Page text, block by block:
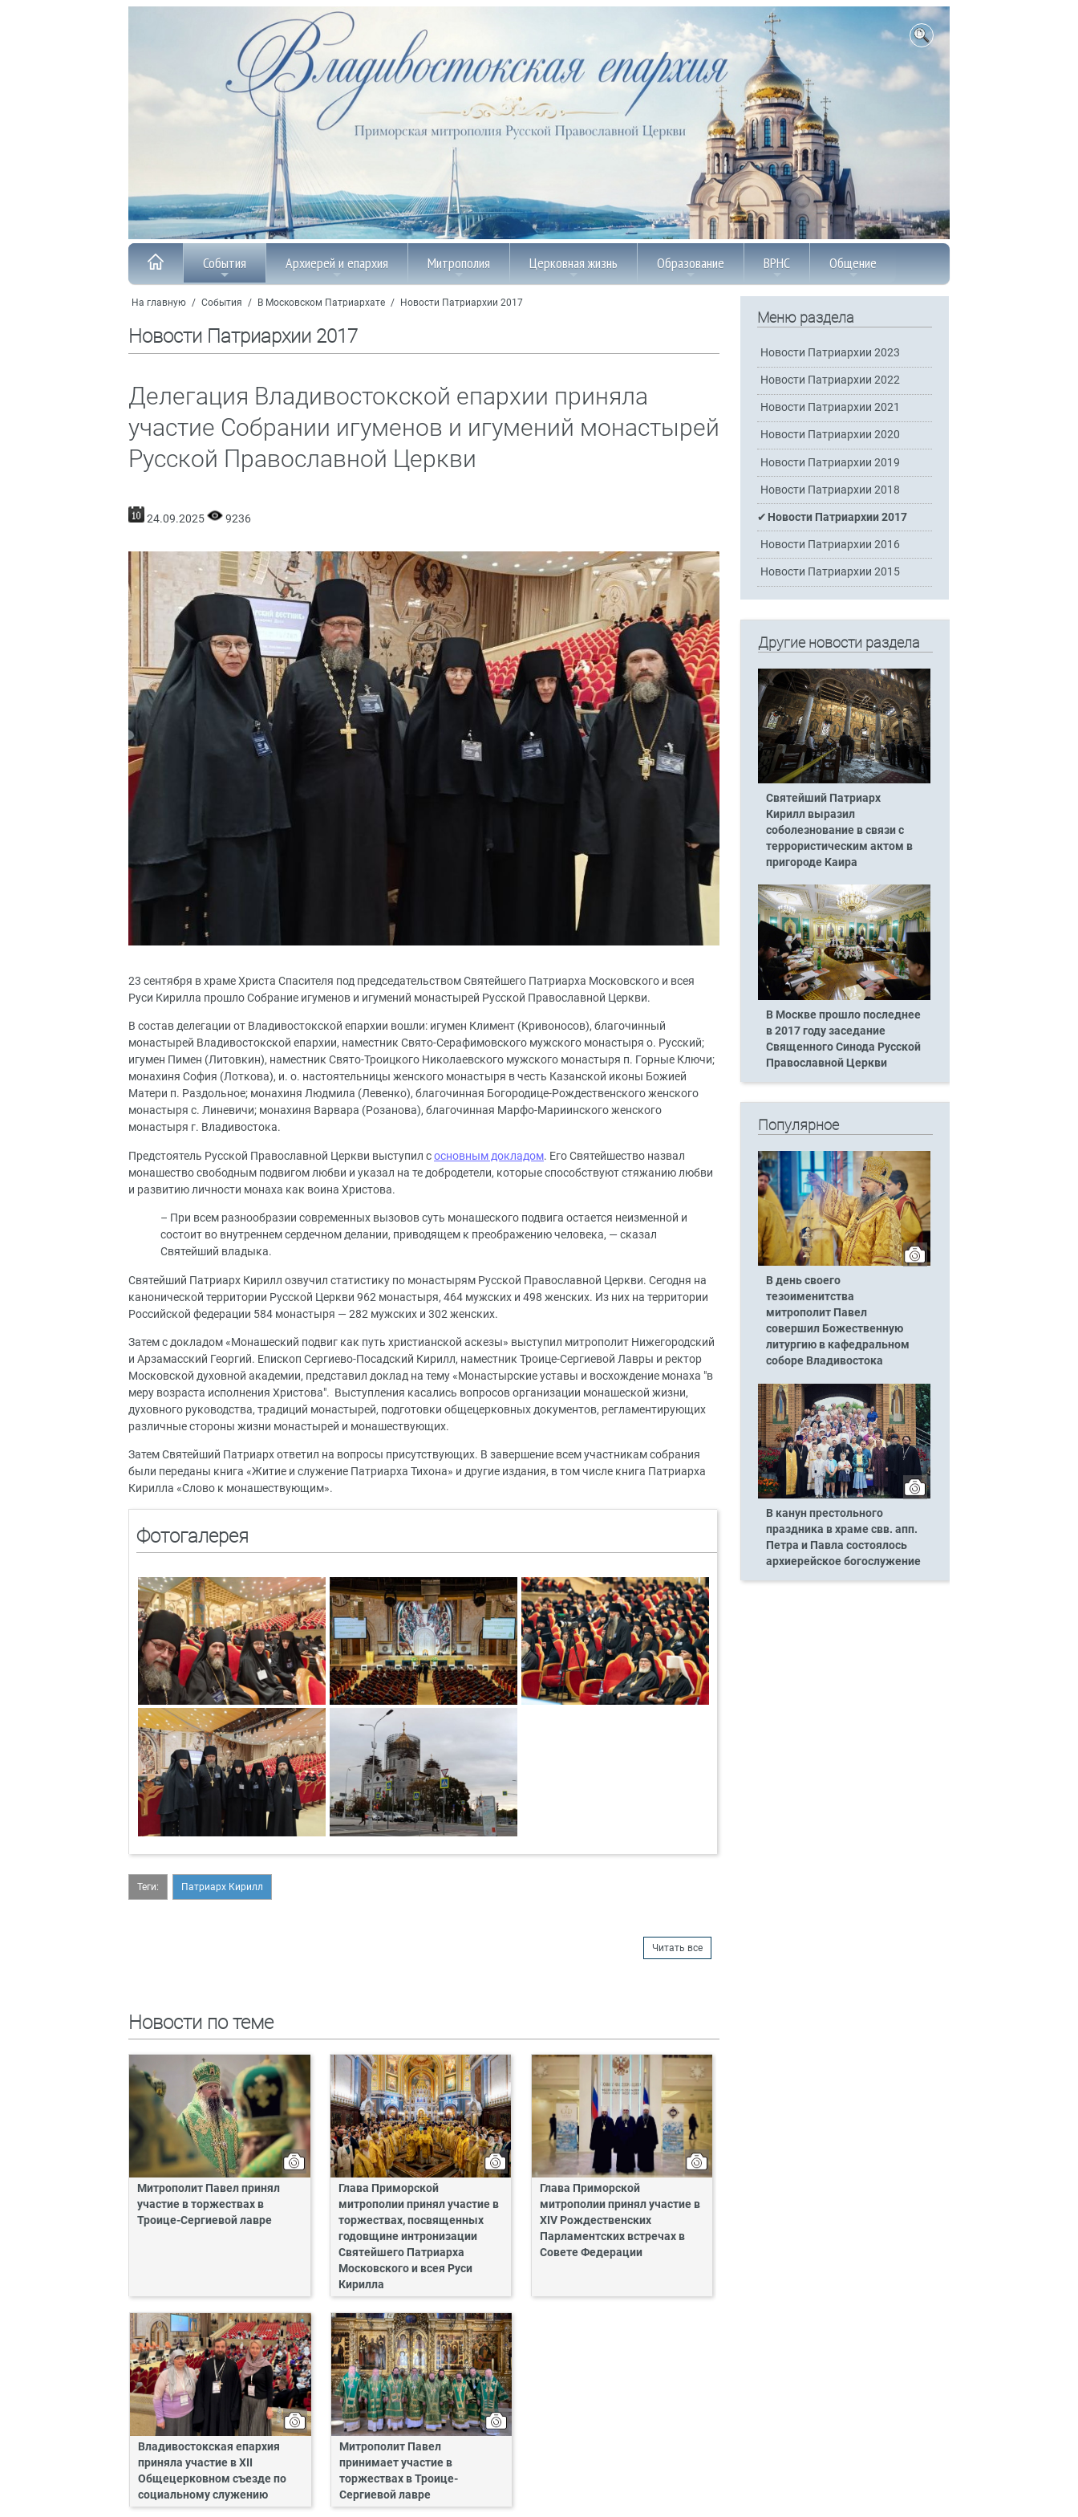
События Архиерей и епархия Митрополия Церковная жизнь Образование ВРНС Общение
На главную / События / В Московском Патриархате / Новости Патриархии 2017
Новости Патриархии 2017
Делегация Владивостокской епархии приняла
участие Собрании игуменов и игумений монастырей
Русской Православной Церкви
24.09.2025 9236
23 сентября в храме Христа Спасителя под председательством Святейшего Патриарха Московского и всея
Руси Кирилла прошло Собрание игуменов и игумений монастырей Русской Православной Церкви.
В состав делегации от Владивостокской епархии вошли: игумен Климент (Кривоносов), благочинный
монастырей Владивостокской епархии, наместник Свято-Серафимовского мужского монастыря о. Русский;
игумен Пимен (Литовкин), наместник Свято-Троицкого Николаевского мужского монастыря п. Горные Ключи;
монахиня София (Лоткова), и. о. настоятельницы женского монастыря в честь Казанской иконы Божией
Матери п. Раздольное; монахиня Людмила (Левенко), благочинная Богородице-Рождественского женского
монастыря с. Линевичи; монахиня Варвара (Розанова), благочинная Марфо-Мариинского женского
монастыря г. Владивостока.
Предстоятель Русской Православной Церкви выступил сосновным докладом. Его Святейшество назвал
монашество свободным подвигом любви и указал на те добродетели, которые способствуют стяжанию любви
и развитию личности монаха как воина Христова.
– При всем разнообразии современных вызовов суть монашеского подвига остается неизменной и
состоит во внутреннем сердечном делании, приводящем к преображению человека, — сказал
Святейший владыка.
Святейший Патриарх Кирилл озвучил статистику по монастырям Русской Православной Церкви. Сегодня на
канонической территории Русской Церкви 962 монастыря, 464 мужских и 498 женских. Из них на территории
Российской федерации 584 монастыря — 282 мужских и 302 женских.
Затем с докладом «Монашеский подвиг как путь христианской аскезы» выступил митрополит Нижегородский
и Арзамасский Георгий. Епископ Сергиево-Посадский Кирилл, наместник Троице-Сергиевой Лавры и ректор
Московской духовной академии, представил доклад на тему «Монастырские уставы и восхождение монаха "в
меру возраста исполнения Христова". Выступления касались вопросов организации монашеской жизни,
духовного руководства, традиций монастырей, подготовки общецерковных документов, регламентирующих
различные стороны жизни монастырей и монашествующих.
Затем Святейший Патриарх ответил на вопросы присутствующих. В завершение всем участникам собрания
были переданы книга «Житие и служение Патриарха Тихона» и другие издания, в том числе книга Патриарха
Кирилла «Слово к монашествующим».
Фотогалерея
Теги: Патриарх Кирилл
Читать все
Новости по теме
Митрополит Павел принял
участие в торжествах в
Троице-Сергиевой лавре
Глава Приморской
митрополии принял участие в
торжествах, посвященных
годовщине интронизации
Святейшего Патриарха
Московского и всея Руси
Кирилла
Глава Приморской
митрополии принял участие в
XIV Рождественских
Парламентских встречах в
Совете Федерации
Владивостокская епархия
приняла участие в XII
Общецерковном съезде по
социальному служению
Митрополит Павел
принимает участие в
торжествах в Троице-
Сергиевой лавре
Меню раздела
Новости Патриархии 2023
Новости Патриархии 2022
Новости Патриархии 2021
Новости Патриархии 2020
Новости Патриархии 2019
Новости Патриархии 2018
Новости Патриархии 2017
Новости Патриархии 2016
Новости Патриархии 2015
Другие новости раздела
Святейший Патриарх
Кирилл выразил
соболезнование в связи с
террористическим актом в
пригороде Каира
В Москве прошло последнее
в 2017 году заседание
Священного Синода Русской
Православной Церкви
Популярное
В день своего
тезоименитства
митрополит Павел
совершил Божественную
литургию в кафедральном
соборе Владивостока
В канун престольного
праздника в храме свв. апп.
Петра и Павла состоялось
архиерейское богослужение